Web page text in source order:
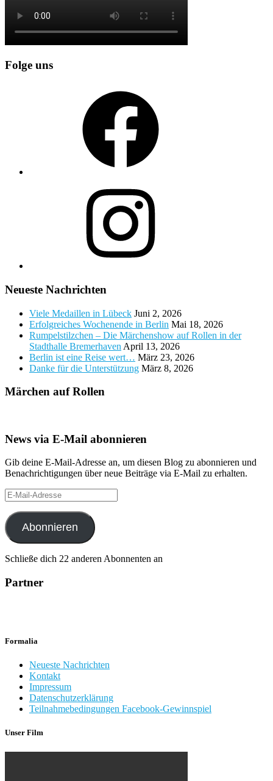
Folge uns
Neueste Nachrichten
Viele Medaillen in Lübeck Juni 2, 2026
Erfolgreiches Wochenende in Berlin Mai 18, 2026
Rumpelstilzchen – Die Märchenshow auf Rollen in der
Stadthalle Bremerhaven April 13, 2026
Berlin ist eine Reise wert… März 23, 2026
Danke für die Unterstützung März 8, 2026
Märchen auf Rollen
News via E-Mail abonnieren
Gib deine E-Mail-Adresse an, um diesen Blog zu abonnieren und
Benachrichtigungen über neue Beiträge via E-Mail zu erhalten.
E-
Mail-
Adresse
Abonnieren
Schließe dich 22 anderen Abonnenten an
Partner
Formalia
Neueste Nachrichten
Kontakt
Impressum
Datenschutzerklärung
Teilnahmebedingungen Facebook-Gewinnspiel
Unser Film